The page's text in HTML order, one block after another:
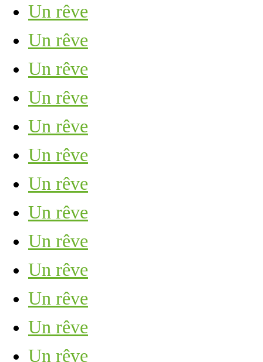
Un rêve
Un rêve
Un rêve
Un rêve
Un rêve
Un rêve
Un rêve
Un rêve
Un rêve
Un rêve
Un rêve
Un rêve
Un rêve